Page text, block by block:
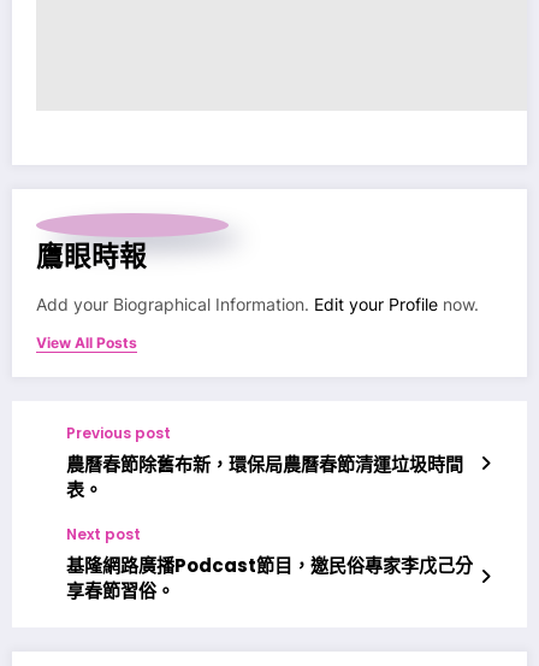
鷹眼時報
Add your Biographical Information. Edit your Profile now.
View All Posts
Previous post
農曆春節除舊布新，環保局農曆春節清運垃圾時間
表。
Next post
基隆網路廣播Podcast節目，邀民俗專家李戊己分
享春節習俗。